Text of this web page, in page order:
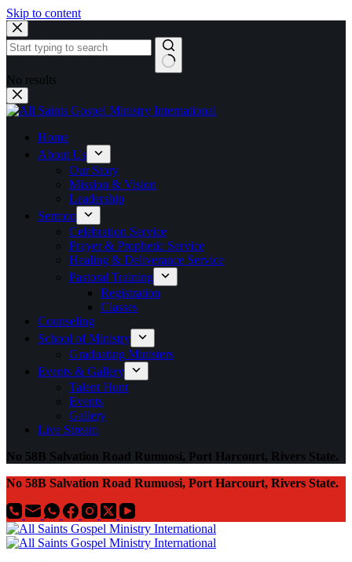
Skip to content
No results
Home
About Us
Our Story
Mission & Vision
Leadership
Sermon
Celebration Service
Prayer & Prophetic Service
Healing & Deliverance Service
Pastoral Training
Registration
Classes
Counseling
School of Ministry
Graduating Ministers
Events & Gallery
Talent Hunt
Events
Gallery
Live Stream
No 58B Salvation Road Rumuosi, Port Harcourt, Rivers State.
No 58B Salvation Road Rumuosi, Port Harcourt, Rivers State.